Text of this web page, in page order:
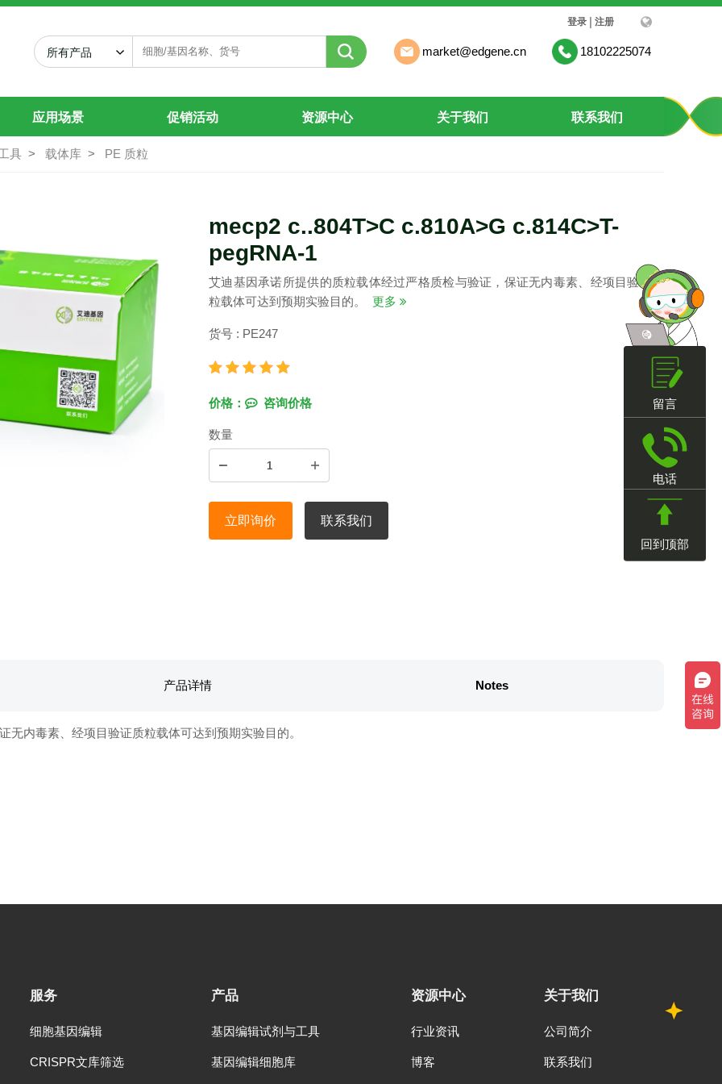
所有产品 market@edgene.cn 18102225074
登录 | 注册
应用场景 促销活动 资源中心 关于我们 联系我们
具 载体库 PE 质粒
mecp2 c..804T>C c.810A>G c.814C>T-
pegRNA-1
艾迪基因承诺所提供的质粒载体经过严格质检与验证，保证无内毒素、经项目验证质
粒载体可达到预期实验目的。
更多
货号 : PE247
价格： 咨询价格
数量
立即询价 联系我们
产品详情 Notes
内毒素、经项目验证质粒载体可达到预期实验目的。
留言
电话
回到顶部
服务
细胞基因编辑
CRISPR文库筛选
产品
基因编辑试剂与工具
基因编辑细胞库
资源中心
行业资讯
博客
关于我们
公司简介
联系我们